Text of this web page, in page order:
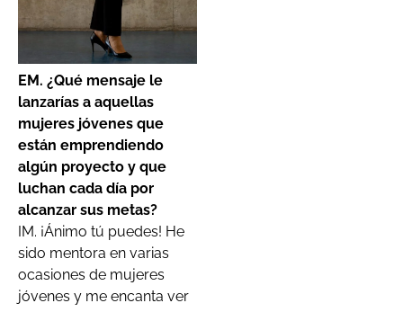
EM. ¿Qué mensaje le
lanzarías a aquellas
mujeres jóvenes que
están emprendiendo
algún proyecto y que
luchan cada día por
alcanzar sus metas?
IM. ¡Ánimo tú puedes! He
sido mentora en varias
ocasiones de mujeres
jóvenes y me encanta ver